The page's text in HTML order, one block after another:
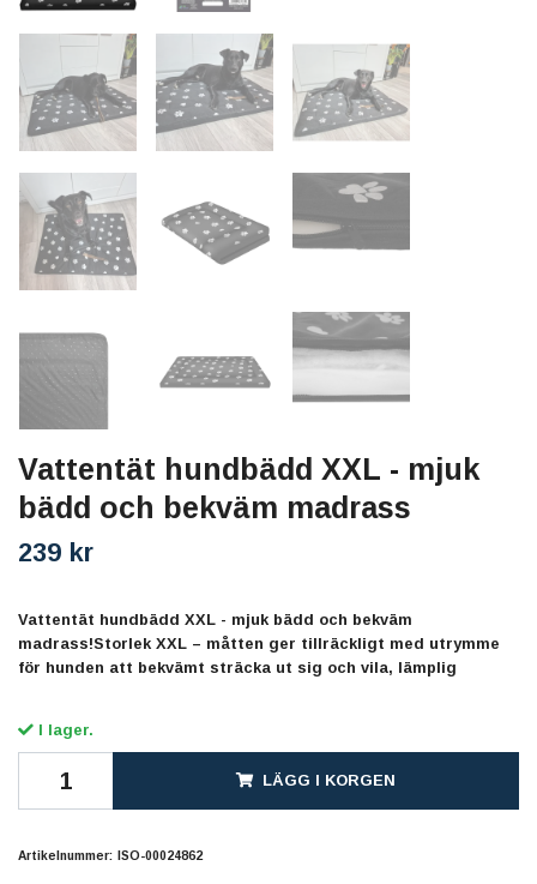
Vattentät hundbädd XXL - mjuk
bädd och bekväm madrass
239 kr
Vattentät hundbädd XXL - mjuk bädd och bekväm
madrass!Storlek XXL – måtten ger tillräckligt med utrymme
för hunden att bekvämt sträcka ut sig och vila, lämplig
I lager.
LÄGG I KORGEN
Artikelnummer: ISO-00024862